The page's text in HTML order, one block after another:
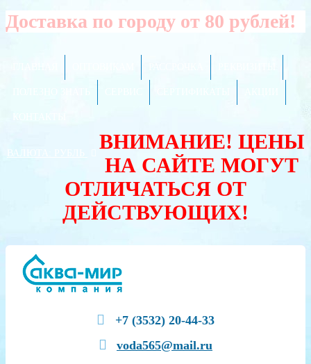
Доставка по городу от 80 рублей!
ВАЛЮТА:
ВНИМАНИЕ! ЦЕНЫ
НА САЙТЕ МОГУТ
ОТЛИЧАТЬСЯ ОТ
ДЕЙСТВУЮЩИХ!
+7 (3532) 20-44-33
voda565@mail.ru